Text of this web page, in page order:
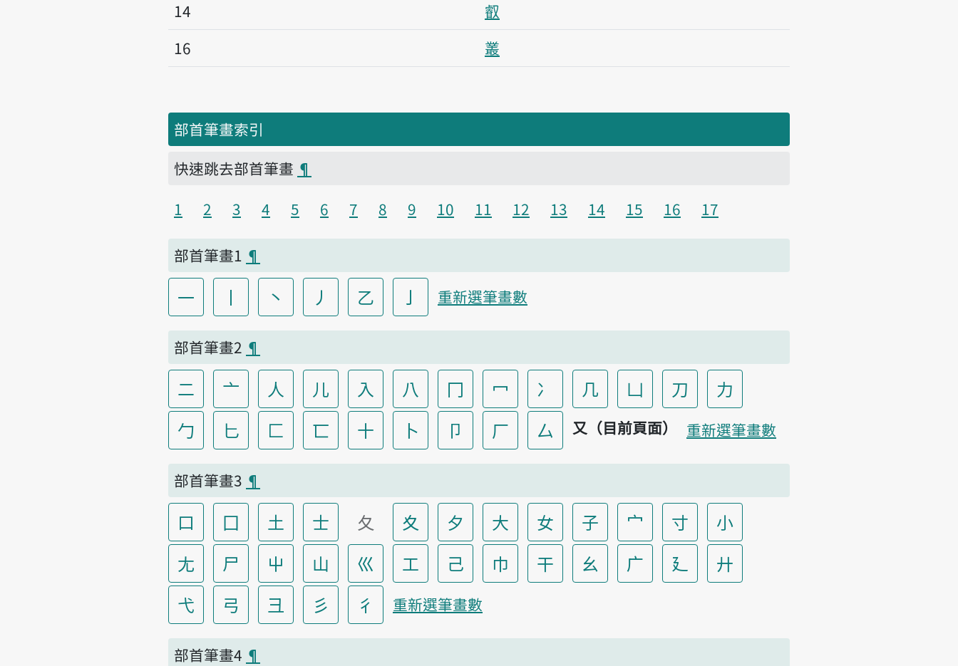
14
叡
16
叢
部首筆畫索引
快速跳去部首筆畫 ¶
1
2 3 4 5 6 7 8 9 10 11 12 13 14 15 16 17
部首筆畫1 ¶
一 丨 丶 丿 乙 亅 重新選筆畫數
部首筆畫2 ¶
二 亠 人 儿 入 八 冂 冖 冫 几 凵 刀
力
勹
匕 匚 匸 十 卜 卩 厂 厶 又（目前頁面） 重新選筆畫數
部首筆畫3 ¶
口 囗 土 士 夂 夊 夕 大 女 子 宀 寸
小
尢
尸 屮 山 巛 工 己 巾 干 幺 广 廴
廾
弋
弓 彐 彡 彳 重新選筆畫數
部首筆畫4 ¶